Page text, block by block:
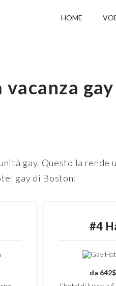
HOME
gay
gay. Questo la rende
gay di Boston:
#4
da